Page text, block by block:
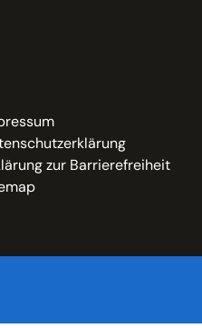
zur Barrierefreiheit